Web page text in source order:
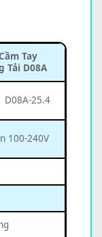
Tay
Tải D08A
D08A-25.4
100-240V